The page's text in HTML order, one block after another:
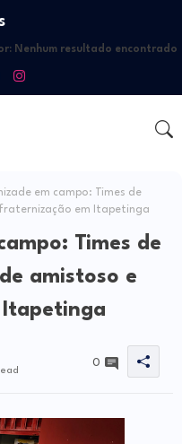
Nenhum resultado encontrado
em campo: Times de
em Itapetinga
Times de
amistoso e
0